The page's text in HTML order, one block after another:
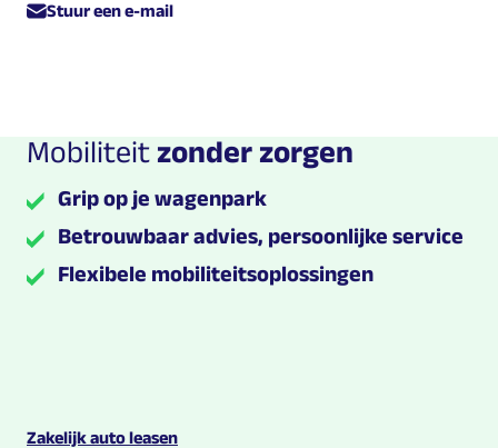
Stuur een e-mail
Mobiliteit zonder zorgen
Grip op je wagenpark
Betrouwbaar advies, persoonlijke service
Flexibele mobiliteitsoplossingen
Multilease links en contact informatie
Zakelijk auto leasen